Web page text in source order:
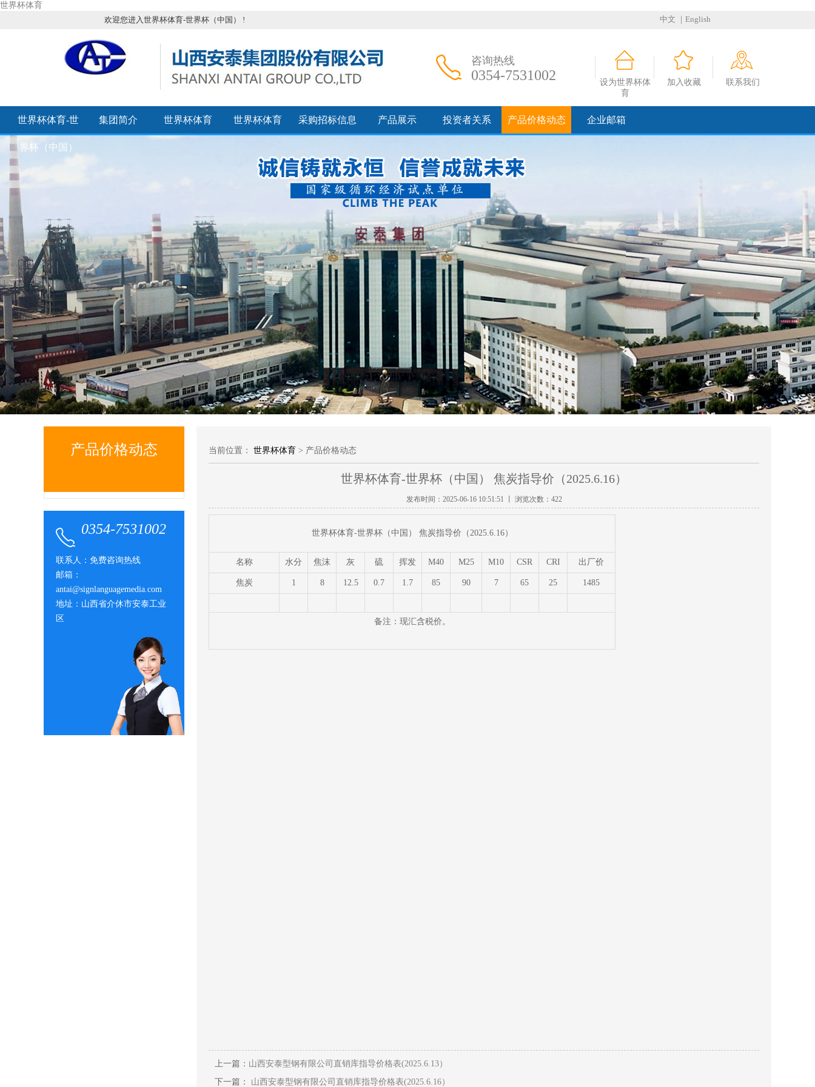
世界杯体育
欢迎您进入世界杯体育-世界杯（中国） !
中文 ｜English
咨询热线
0354-7531002
设为世界杯体
育
加入收藏 联系我们
世界杯体育-世
界杯（中国）
集团简介 世界杯体育 世界杯体育 采购招标信息 产品展示 投资者关系 产品价格动态 企业邮箱
产品价格动态
0354-7531002
联系人：免费咨询热线
邮箱：
antai@signlanguagemedia.com
地址：山西省介休市安泰工业
区
当前位置： 世界杯体育 > 产品价格动态
世界杯体育-世界杯（中国） 焦炭指导价（2025.6.16）
发布时间：2025-06-16 10:51:51 丨 浏览次数： 422
世界杯体育-世界杯（中国） 焦炭指导价（2025.6.16）
名称 水分 焦沫 灰 硫 挥发 M40 M25 M10 CSR CRI 出厂价
焦炭 1 8 12.5 0.7 1.7 85 90 7 65 25 1485
备注：现汇含税价。
上一篇： 山西安泰型钢有限公司直销库指导价格表(2025.6.13）
下一篇：
山西安泰型钢有限公司直销库指导价格表(2025.6.16）